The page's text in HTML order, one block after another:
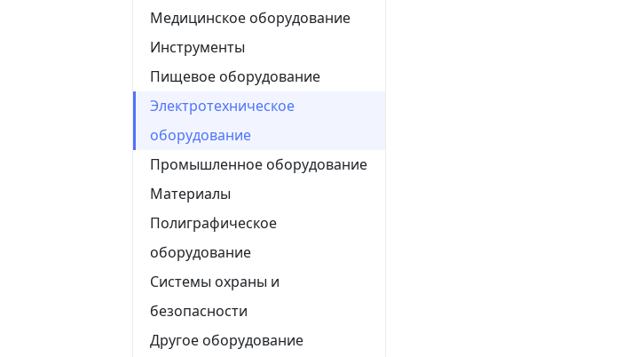
Медицинское оборудование
Инструменты
Пищевое оборудование
Электротехническое
оборудование
Промышленное оборудование
Материалы
Полиграфическое
оборудование
Системы охраны и
безопасности
Другое оборудование